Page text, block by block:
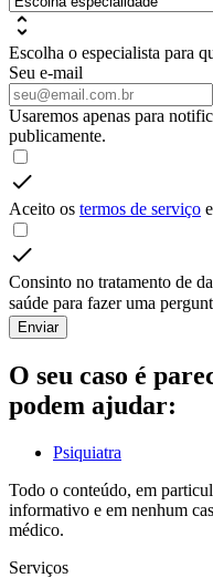
Escolha o especialista para
Seu e-mail
Usaremos apenas para
publicamente.
Aceito os termos de serviço
Consinto no tratamento de
saúde para fazer uma
Enviar
O seu caso é
podem ajudar:
Psiquiatra
Todo o conteúdo, em
informativo e em nenhum
médico.
Serviços